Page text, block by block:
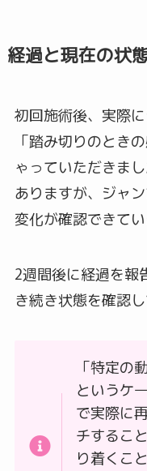
経過と現在の状
初回施術後、実際
「踏み切りのとき
ゃっていただきま
ありますが、ジャ
変化が確認できてい
2週間後に経過を報
き続き状態を確認
「特定の
というケ
で実際に
チするこ
り着くこ